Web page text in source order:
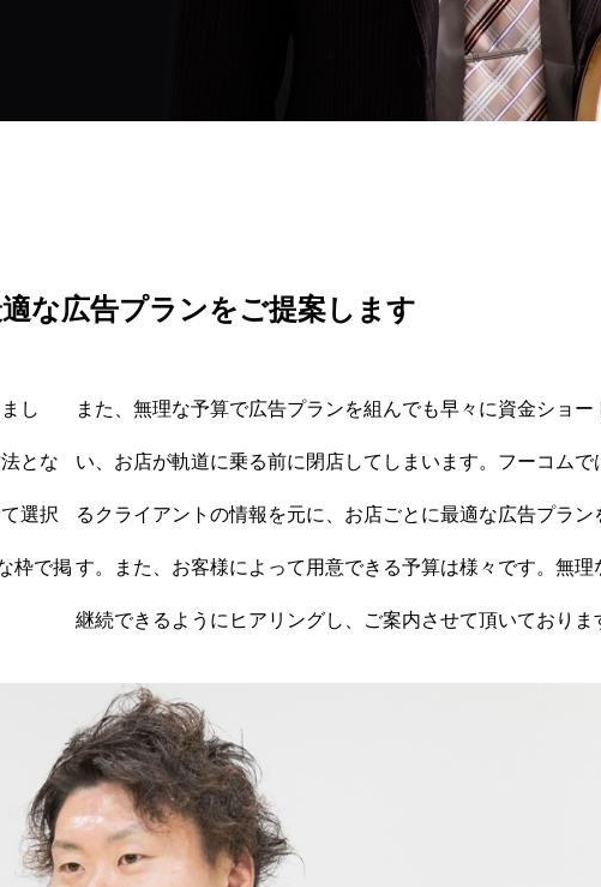
な広告プランをご提案します
し
とな
選択
枠で掲
また、無理な予算で広告プランを組んでも早々に資金ショー
い、お店が軌道に乗る前に閉店してしまいます。フーコムで
るクライアントの情報を元に、お店ごとに最適な広告プラン
す。また、お客様によって用意できる予算は様々です。無理
継続できるようにヒアリングし、ご案内させて頂いておりま